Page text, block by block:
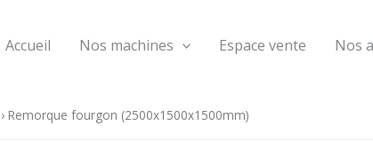
Accueil Nos machines Espace vente Nos
› Remorque fourgon (2500x1500x1500mm)